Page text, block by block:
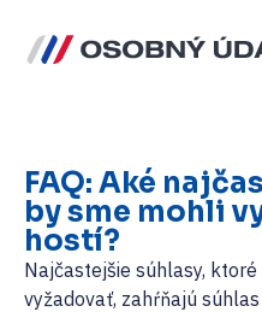
FAQ: Aké
by sme mohli
hostí?
Najčastejšie súhlasy,
vyžadovať, zahŕňajú